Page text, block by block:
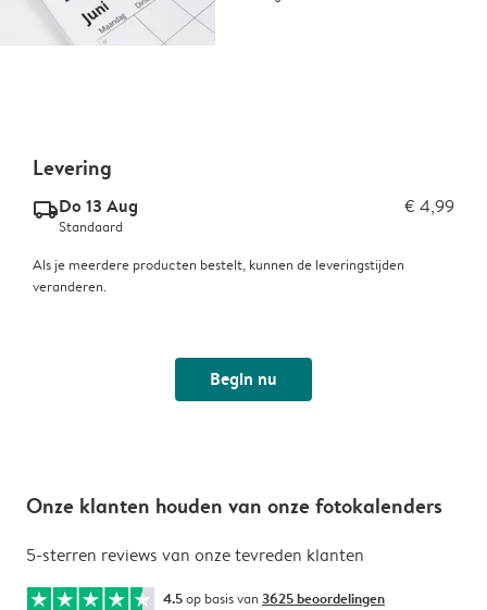
Levering
delivery_standard_v2Do 13 Aug € 4,99
Standaard
Als je meerdere producten bestelt, kunnen de leveringstijden
veranderen.
Begin nu
Onze klanten houden van onze fotokalenders
5-sterren reviews van onze tevreden klanten
4.5op basis van 3625 beoordelingen